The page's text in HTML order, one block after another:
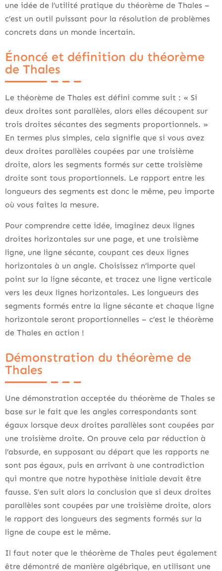
une idée de l’utilité pratique du théorème de Thales –
c’est un outil puissant pour la résolution de problèmes
concrets dans un monde incertain.
Énoncé et définition du théorème
de Thales
Le théorème de Thales est défini comme suit : « Si
deux droites sont parallèles, alors elles découpent sur
trois droites sécantes des segments proportionnels. »
En termes plus simples, cela signifie que si vous avez
deux droites parallèles coupées par une troisième
droite, alors les segments formés sur cette troisième
droite sont tous proportionnels. Le rapport entre les
longueurs des segments est donc le même, peu importe
où vous faites la mesure.
Pour comprendre cette idée, imaginez deux lignes
droites horizontales sur une page, et une troisième
ligne, une ligne sécante, coupant ces deux lignes
horizontales à un angle. Choisissez n’importe quel
point sur la ligne sécante, et tracez une ligne verticale
vers les deux lignes horizontales. Les longueurs des
segments formés entre la ligne sécante et chaque ligne
horizontale seront proportionnelles – c’est le théorème
de Thales en action !
Démonstration du théorème de
Thales
Une démonstration acceptée du théorème de Thales se
base sur le fait que les angles correspondants sont
égaux lorsque deux droites parallèles sont coupées par
une troisième droite. On prouve cela par réduction à
l’absurde, en supposant au départ que les rapports ne
sont pas égaux, puis en arrivant à une contradiction
qui montre que notre hypothèse initiale devait être
fausse. S’en suit alors la conclusion que si deux droites
parallèles sont coupées par une troisième droite, alors
le rapport des longueurs des segments formés sur la
ligne de coupe est le même.
Il faut noter que le théorème de Thales peut également
être démontré de manière algébrique, en utilisant une